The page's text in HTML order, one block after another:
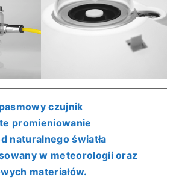
czujnik
promieniowanie
naturalnego światła
w meteorologii oraz
materiałów.